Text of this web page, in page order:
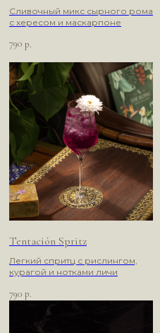
Сливочный микс сырного рома
с хересом и маскарпоне
790 р.
Tentación Spritz
Легкий спритц с рислингом,
курагой и нотками личи
790 р.